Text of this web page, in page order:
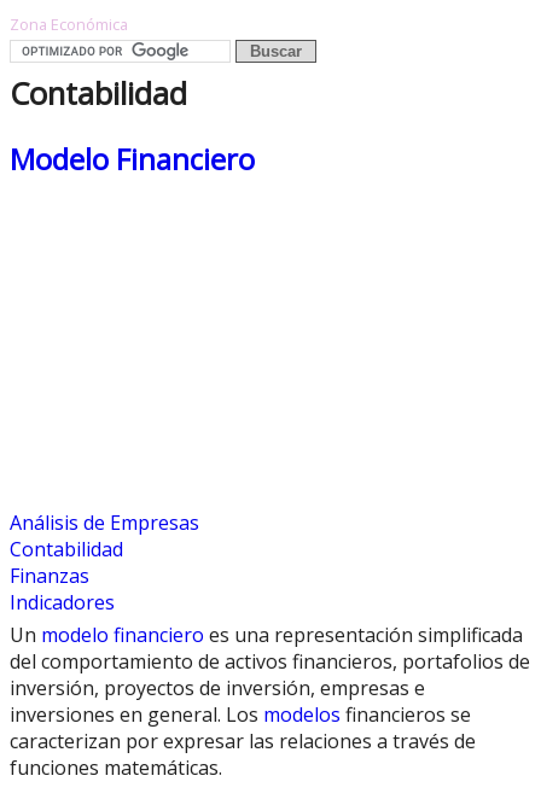
Zona Económica
Contabilidad
Modelo Financiero
Análisis de Empresas
Contabilidad
Finanzas
Indicadores
Un modelo financiero es una representación simplificada
del comportamiento de activos financieros, portafolios de
inversión, proyectos de inversión, empresas e
inversiones en general. Los modelos financieros se
caracterizan por expresar las relaciones a través de
funciones matemáticas.